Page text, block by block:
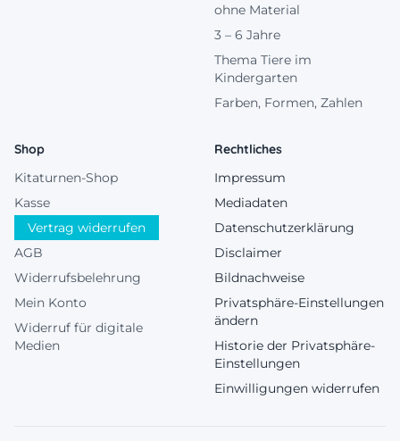
ohne Material
3 – 6 Jahre
Thema Tiere im
Kindergarten
Farben, Formen, Zahlen
Shop
Kitaturnen-Shop
Kasse
Vertrag widerrufen
AGB
Widerrufsbelehrung
Mein Konto
Widerruf für digitale
Medien
Rechtliches
Impressum
Mediadaten
Datenschutzerklärung
Disclaimer
Bildnachweise
Privatsphäre-Einstellungen
ändern
Historie der Privatsphäre-
Einstellungen
Einwilligungen widerrufen